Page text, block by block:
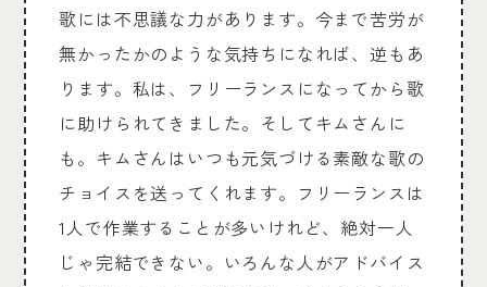
歌には不思議な力があります。今まで苦労が
無かったかのような気持ちになれば、逆もあ
ります。私は、フリーランスになってから歌
に助けられてきました。そしてキムさんに
も。キムさんはいつも元気づける素敵な歌の
チョイスを送ってくれます。フリーランスは
1人で作業することが多いけれど、絶対一人
じゃ完結できない。いろんな人がアドバイス